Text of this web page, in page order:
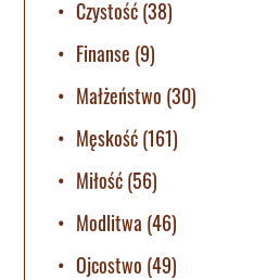
Czystość(38)
Finanse (9)
Małżeństwo (30)
Męskość(161)
Miłość(56)
Modlitwa (46)
Ojcostwo (49)